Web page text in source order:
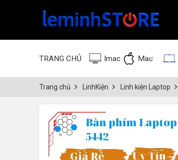
TRANG CHỦ Imac Mac
Trang chủ LinhKiện Linh kiện Laptop